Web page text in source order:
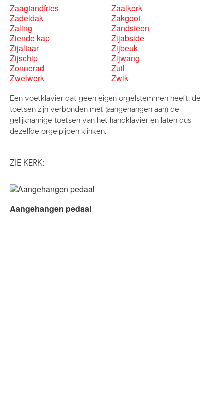
Zaagtandfries
Zaalkerk
Zadeldak
Zakgoot
Zaling
Zandsteen
Ziende kap
Zijabside
Zijaltaar
Zijbeuk
Zijschip
Zijwang
Zonnerad
Zuil
Zwelwerk
Zwik
Een voetklavier dat geen eigen orgelstemmen heeft; de
toetsen zijn verbonden met (aangehangen aan) de
gelijknamige toetsen van het handklavier en laten dus
dezelfde orgelpijpen klinken.
ZIE KERK:
Aangehangen pedaal